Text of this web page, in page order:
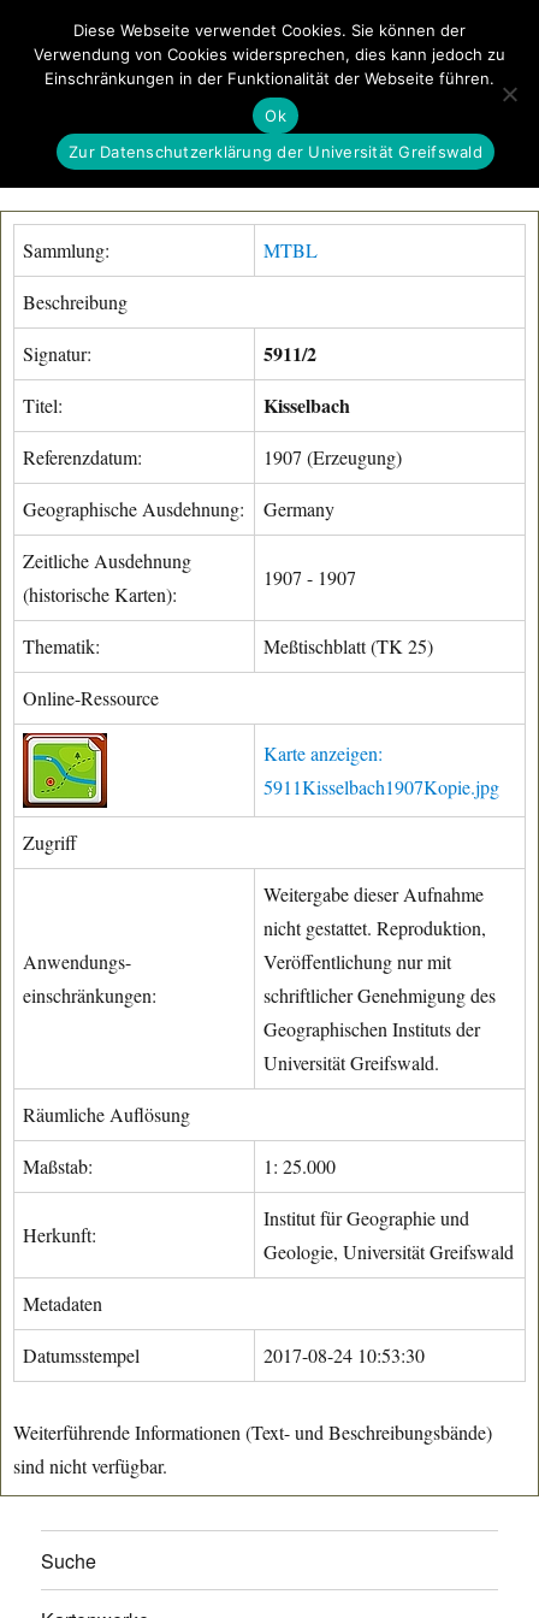
GeoGREIF MENÜ
Sammlung: MTBL
Beschreibung
Signatur: 5911/2
Titel: Kisselbach
Referenzdatum: 1907 (Erzeugung)
Geographische Ausdehnung: Germany
Zeitliche Ausdehnung
(historische Karten):
1907 - 1907
Thematik: Meßtischblatt (TK 25)
Online-Ressource
Karte anzeigen:
5911Kisselbach1907Kopie.jpg
Zugriff
Anwendungs-
einschränkungen:
Weitergabe dieser Aufnahme
nicht gestattet. Reproduktion,
Veröffentlichung nur mit
schriftlicher Genehmigung des
Geographischen Instituts der
Universität Greifswald.
Räumliche Auflösung
Maßstab: 1: 25.000
Herkunft:
Institut für Geographie und
Geologie, Universität Greifswald
Metadaten
Datumsstempel 2017-08-24 10:53:30
Weiterführende Informationen (Text- und Beschreibungsbände)
sind nicht verfügbar.
Suche
Diese Webseite verwendet Cookies. Sie können der
Verwendung von Cookies widersprechen, dies kann jedoch zu
Einschränkungen in der Funktionalität der Webseite führen.
Ok
Zur Datenschutzerklärung der Universität Greifswald